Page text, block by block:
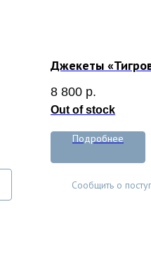
Джекеты
8 800 р.
Out of stock
Подробнее
Сообщить о